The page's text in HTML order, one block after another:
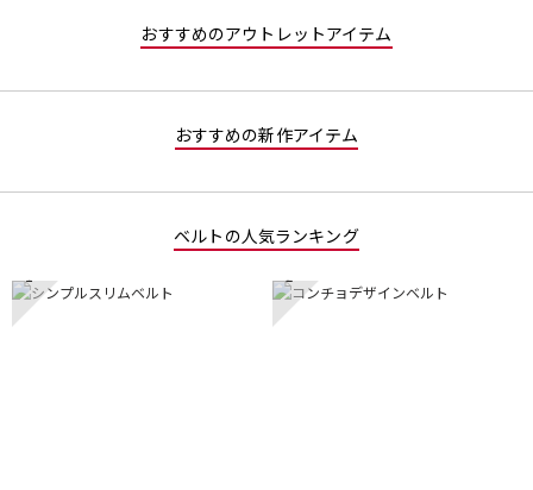
おすすめのアウトレットアイテム
おすすめの新作アイテム
ベルトの人気ランキング
1 2